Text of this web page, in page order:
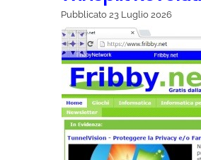
Pubblicato 23 Luglio 2026